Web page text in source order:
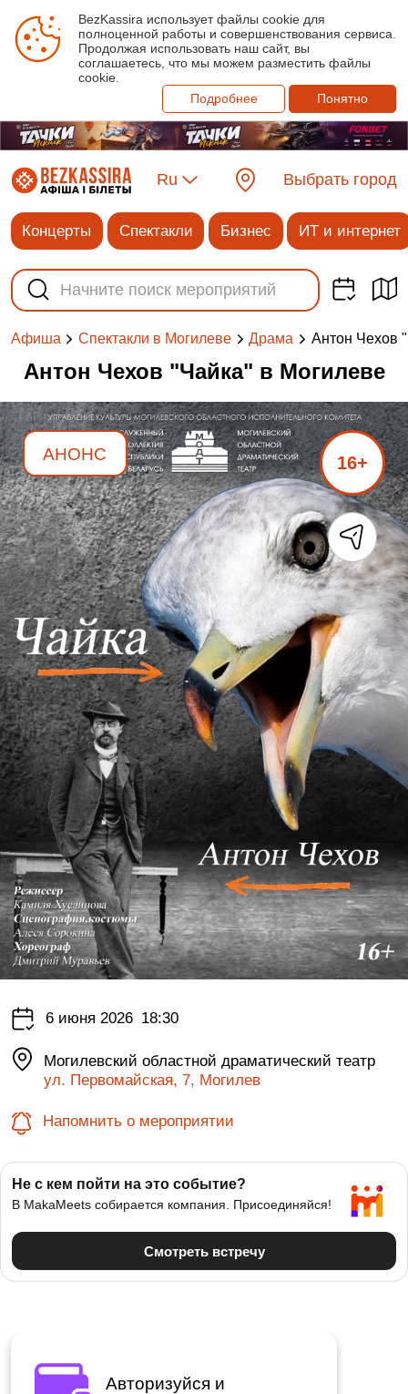
BezKassira использует файлы cookie для
полноценной работы и совершенствования сервиса.
Продолжая использовать наш сайт, вы
соглашаетесь, что мы можем разместить файлы
cookie.
Подробнее
Понятно
Ru Выбрать город
Концерты Спектакли Бизнес ИТ и интернет
Афиша Спектакли в Могилеве Драма Антон Чехов
Антон Чехов "Чайка" в Могилеве
АНОНС 16+
6 июня 2026 18:30
Могилевский областной драматический театр
ул. Первомайская, 7, Могилев
Напомнить о мероприятии
Авторизуйся и